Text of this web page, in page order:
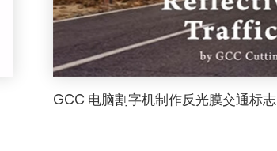
GCC 电脑割字机制作反光膜交通标志